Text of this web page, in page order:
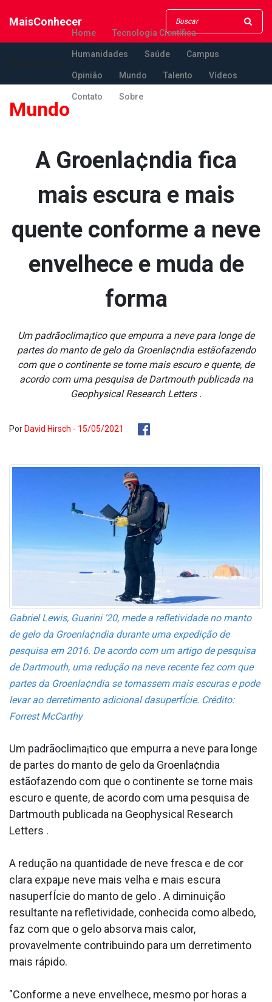
MaisConhecer
Home Tecnologia Científica
Humanidades Saúde Campus
Opinião Mundo Talento Vídeos
Contato Sobre
Mundo
A Groenla¢ndia fica
mais escura e mais
quente conforme a neve
envelhece e muda de
forma
Um padrãoclima¡tico que empurra a neve para longe de
partes do manto de gelo da Groenla¢ndia estãofazendo
com que o continente se torne mais escuro e quente, de
acordo com uma pesquisa de Dartmouth publicada na
Geophysical Research Letters .
Por David Hirsch - 15/05/2021
Gabriel Lewis, Guarini '20, mede a refletividade no manto
de gelo da Groenla¢ndia durante uma expedição de
pesquisa em 2016. De acordo com um artigo de pesquisa
de Dartmouth, uma redução na neve recente fez com que
partes da Groenla¢ndia se tornassem mais escuras e pode
levar ao derretimento adicional dasuperfÍcie. Crédito:
Forrest McCarthy
Um padrãoclima¡tico que empurra a neve para longe
de partes do manto de gelo da Groenla¢ndia
estãofazendo com que o continente se torne mais
escuro e quente, de acordo com uma pesquisa de
Dartmouth publicada na Geophysical Research
Letters .
A redução na quantidade de neve fresca e de cor
clara expaµe neve mais velha e mais escura
nasuperfÍcie do manto de gelo . A diminuição
resultante na refletividade, conhecida como albedo,
faz com que o gelo absorva mais calor,
provavelmente contribuindo para um derretimento
mais rápido.
"Conforme a neve envelhece, mesmo por horas a